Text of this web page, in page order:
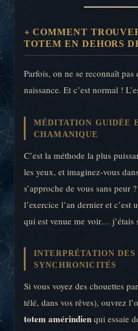
COMMENT
TOTEM EN DEHORS
Parfois, on ne se reconnaît pas
naissance. Et c’est normal !
MÉDITATION GUIDÉE
CHAMANIQUE
C’est la méthode la plus
les yeux, et imaginez-vous
s’approche de vous sans peur
l’exercice l’an dernier et c’est
qui est venue me voir… j’étais
INTERPRÉTATION DES
SYNCHRONICITÉS
Si vous voyez des chouettes
télé, dans vos rêves), ouvrez
totem amérindien qui essaie